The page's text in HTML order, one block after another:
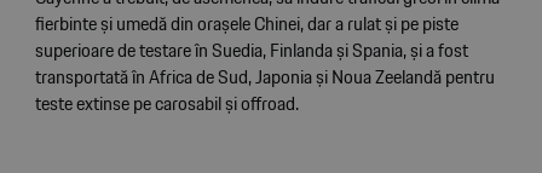
fierbinte și umedă din orașele Chinei, dar a rulat și pe piste
superioare de testare în Suedia, Finlanda și Spania, și a fost
transportată în Africa de Sud, Japonia și Noua Zeelandă pentru
teste extinse pe carosabil și offroad.